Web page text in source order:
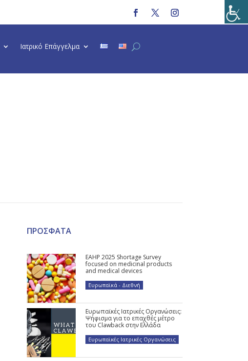
Ιατρικό Επάγγελμα
ΠΡΟΣΦΑΤΑ
EAHP 2025 Shortage Survey
focused on medicinal products
and medical devices
Ευρωπαϊκά - Διεθνή
Ευρωπαϊκές Ιατρικές Οργανώσεις:
Ψήφισμα για το επαχθές μέτρο
του Clawback στην Ελλάδα
Ευρωπαϊκές Ιατρικές Οργανώσεις